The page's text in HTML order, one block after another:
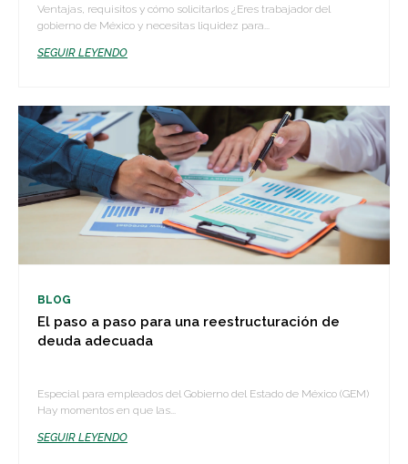
Ventajas, requisitos y cómo solicitarlos ¿Eres trabajador del
gobierno de México y necesitas liquidez para...
SEGUIR LEYENDO
BLOG
El paso a paso para una reestructuración de
deuda adecuada
Especial para empleados del Gobierno del Estado de México (GEM)
Hay momentos en que las...
SEGUIR LEYENDO